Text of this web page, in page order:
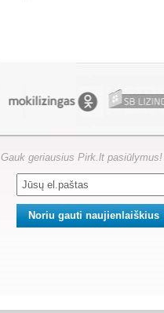
Gauk geriausius Pirk.lt pasiūlymus!